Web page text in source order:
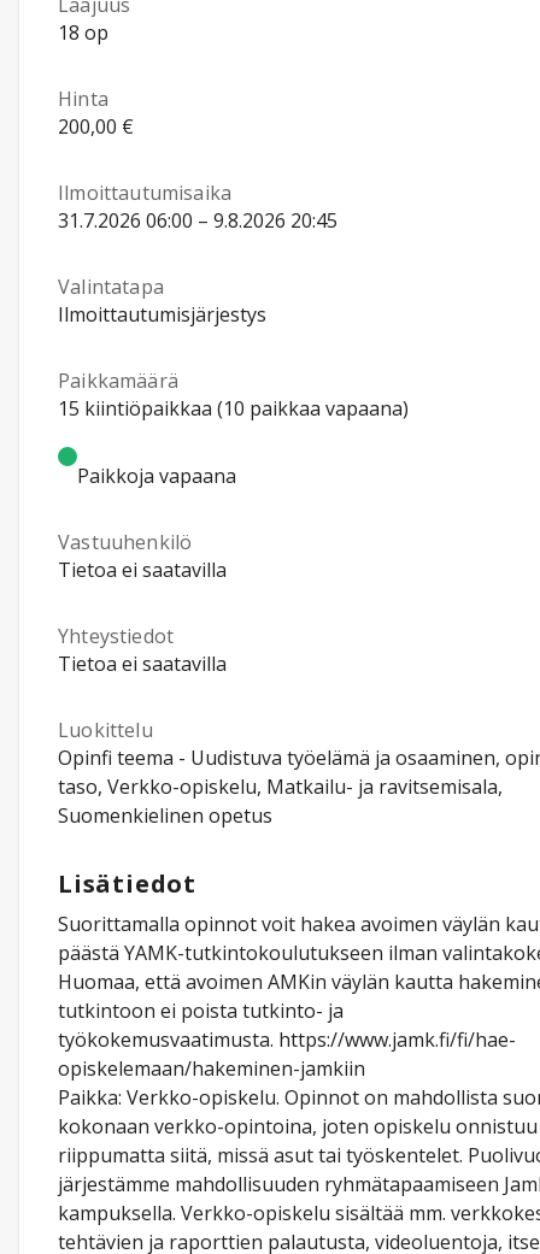
18 op
Hinta
200,00 €
Ilmoittautumisaika
31.7.2026 06:00 – 9.8.2026 20:45
Valintatapa
Ilmoittautumisjärjestys
Paikkamäärä
15 kiintiöpaikkaa (10 paikkaa vapaana)
Paikkoja vapaana
Vastuuhenkilö
Tietoa ei saatavilla
Yhteystiedot
Tietoa ei saatavilla
Luokittelu
Opinfi teema - Uudistuva työelämä ja osaaminen,
taso, Verkko-opiskelu, Matkailu- ja ravitsemisala,
Suomenkielinen opetus
Lisätiedot
Suorittamalla opinnot voit hakea avoimen väylän
päästä YAMK-tutkintokoulutukseen ilman
Huomaa, että avoimen AMKin väylän kautta
tutkintoon ei poista tutkinto- ja
työkokemusvaatimusta. https://www.jamk.fi/fi/hae-
opiskelemaan/hakeminen-jamkiin
Paikka: Verkko-opiskelu. Opinnot on mahdollista
kokonaan verkko-opintoina, joten opiskelu onnistuu
riippumatta siitä, missä asut tai työskentelet.
järjestämme mahdollisuuden ryhmätapaamiseen
kampuksella. Verkko-opiskelu sisältää mm.
tehtävien ja raporttien palautusta, videoluentoja,